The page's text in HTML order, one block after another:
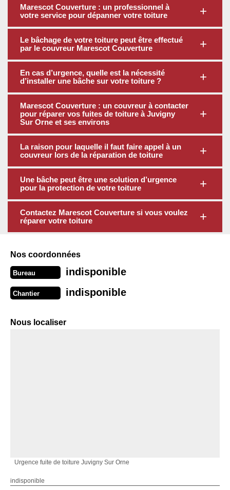
Marescot Couverture : un professionnel à
votre service pour dépanner votre toiture
Le bâchage de votre toiture peut être effectué
par le couvreur Marescot Couverture
En cas d’urgence, quelle est la nécessité
d’installer une bâche sur votre toiture ?
Marescot Couverture : un couvreur à contacter
pour réparer vos fuites de toiture à Juvigny
Sur Orne et ses environs
La raison pour laquelle il faut faire appel à un
couvreur lors de la réparation de toiture
Une bâche peut être une solution d’urgence
pour la protection de votre toiture
Contactez Marescot Couverture si vous voulez
réparer votre toiture
Nos coordonnées
Bureau indisponible
Chantier indisponible
Nous localiser
Urgence fuite de toiture Juvigny Sur Orne
indisponible